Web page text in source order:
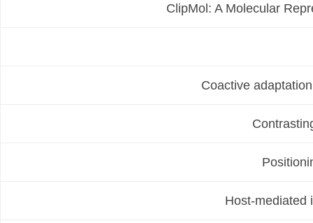
ClipMol: A Molecular
Coactive
Host-mediated